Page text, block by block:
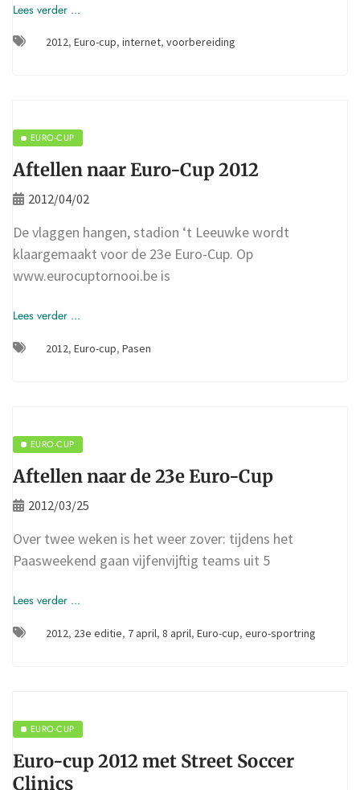
Lees verder ...
2012, Euro-cup, internet, voorbereiding
EURO-CUP
Aftellen naar Euro-Cup 2012
2012/04/02
De vlaggen hangen, stadion ‘t Leeuwke wordt
klaargemaakt voor de 23e Euro-Cup. Op
www.eurocuptornooi.be is
Lees verder ...
2012, Euro-cup, Pasen
EURO-CUP
Aftellen naar de 23e Euro-Cup
2012/03/25
Over twee weken is het weer zover: tijdens het
Paasweekend gaan vijfenvijftig teams uit 5
Lees verder ...
2012, 23e editie, 7 april, 8 april, Euro-cup, euro-sportring
EURO-CUP
Euro-cup 2012 met Street Soccer
Clinics